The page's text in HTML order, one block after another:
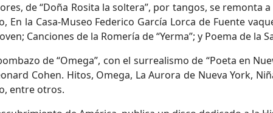
de “Doña Rosita la soltera”, por tangos, se remonta
la Casa-Museo Federico García Lorca de Fuente
Canciones de la Romería de “Yerma”; y Poema de la
de “Omega”, con el surrealismo de “Poeta en
Cohen. Hitos, Omega, La Aurora de Nueva York,
entre otros.